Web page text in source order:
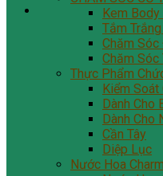
Kem Body
Tắm
Chăm
Chăm Sóc
Thực Phẩm
Kiểm Soát
Dành Cho
Dành Cho
Cần Tây
Diệp Lục
Nước Hoa